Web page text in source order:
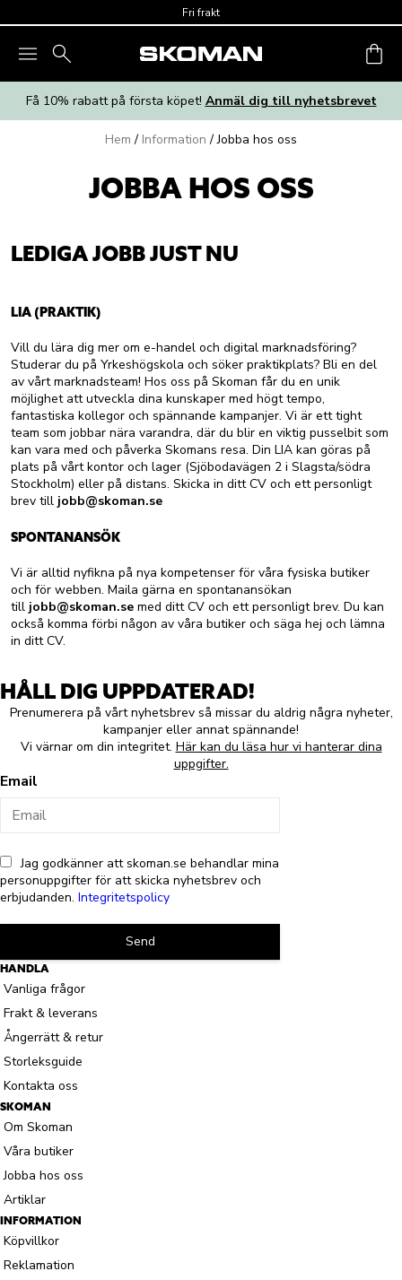
Fri frakt
Få 10% rabatt på första köpet! Anmäl dig till nyhetsbrevet
Hem / Information / Jobba hos oss
JOBBA HOS OSS
LEDIGA JOBB JUST NU
LIA (PRAKTIK)
Vill du lära dig mer om e-handel och digital marknadsföring?
Studerar du på Yrkeshögskola och söker praktikplats? Bli en del
av vårt marknadsteam! Hos oss på Skoman får du en unik
möjlighet att utveckla dina kunskaper med högt tempo,
fantastiska kollegor och spännande kampanjer. Vi är ett tight
team som jobbar nära varandra, där du blir en viktig pusselbit som
kan vara med och påverka Skomans resa. Din LIA kan göras på
plats på vårt kontor och lager (Sjöbodavägen 2 i Slagsta/södra
Stockholm) eller på distans. Skicka in ditt CV och ett personligt
brev till jobb@skoman.se
SPONTANANSÖK
Vi är alltid nyfikna på nya kompetenser för våra fysiska butiker
och för webben. Maila gärna en spontanansökan
till jobb@skoman.se med ditt CV och ett personligt brev. Du kan
också komma förbi någon av våra butiker och säga hej och lämna
in ditt CV.
HÅLL DIG UPPDATERAD!
Prenumerera på vårt nyhetsbrev så missar du aldrig några nyheter,
kampanjer eller annat spännande!
Vi värnar om din integritet. Här kan du läsa hur vi hanterar dina
uppgifter.
Email
Jag godkänner att skoman.se behandlar mina
personuppgifter för att skicka nyhetsbrev och
erbjudanden. Integritetspolicy
Send
HANDLA
Vanliga frågor
Frakt & leverans
Ångerrätt & retur
Storleksguide
Kontakta oss
SKOMAN
Om Skoman
Våra butiker
Jobba hos oss
Artiklar
INFORMATION
Köpvillkor
Reklamation